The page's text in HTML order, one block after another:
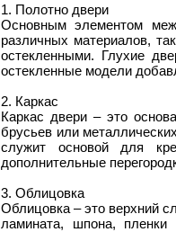
1. Полотно двери
Основным элементом
различных материалов,
остекленными. Глухие
остекленные модели
2. Каркас
Каркас двери – это
брусьев или
служит основой для
дополнительные
3. Облицовка
Облицовка – это верхний
ламината, шпона,